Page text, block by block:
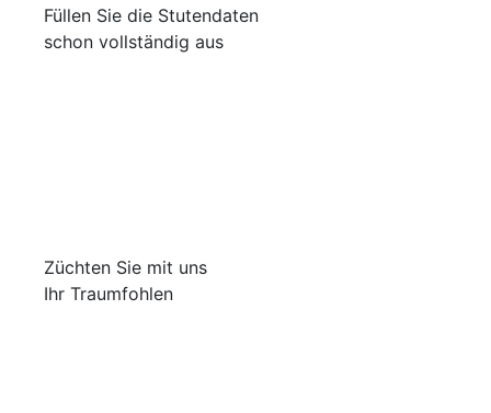
Füllen Sie die Stutendaten
schon vollständig aus
Züchten Sie mit uns
Ihr Traumfohlen